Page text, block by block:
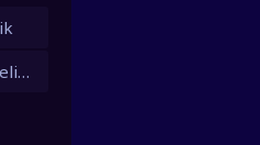
Delisin! Delisin!